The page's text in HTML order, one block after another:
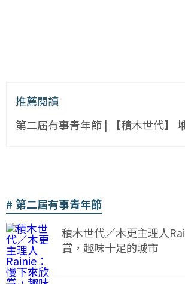
推薦閱讀
第二屆有事青年節 | 【積木世代】
第二屆有事青年節
積木世代／木更主理人
賞，趣味十足的城市